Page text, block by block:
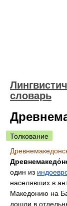
словарь
Толкование
один из
населявших в
Македонию на
дошли в